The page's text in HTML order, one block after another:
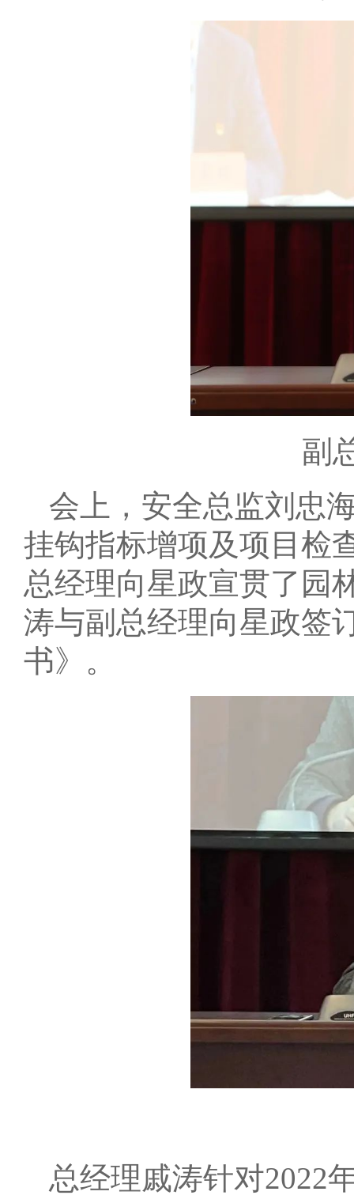
副
会上，安全总监刘忠
挂钩指标增项及项目检
总经理向星政宣贯了园
涛与副总经理向星政签
书》。
总经理戚涛针对2022